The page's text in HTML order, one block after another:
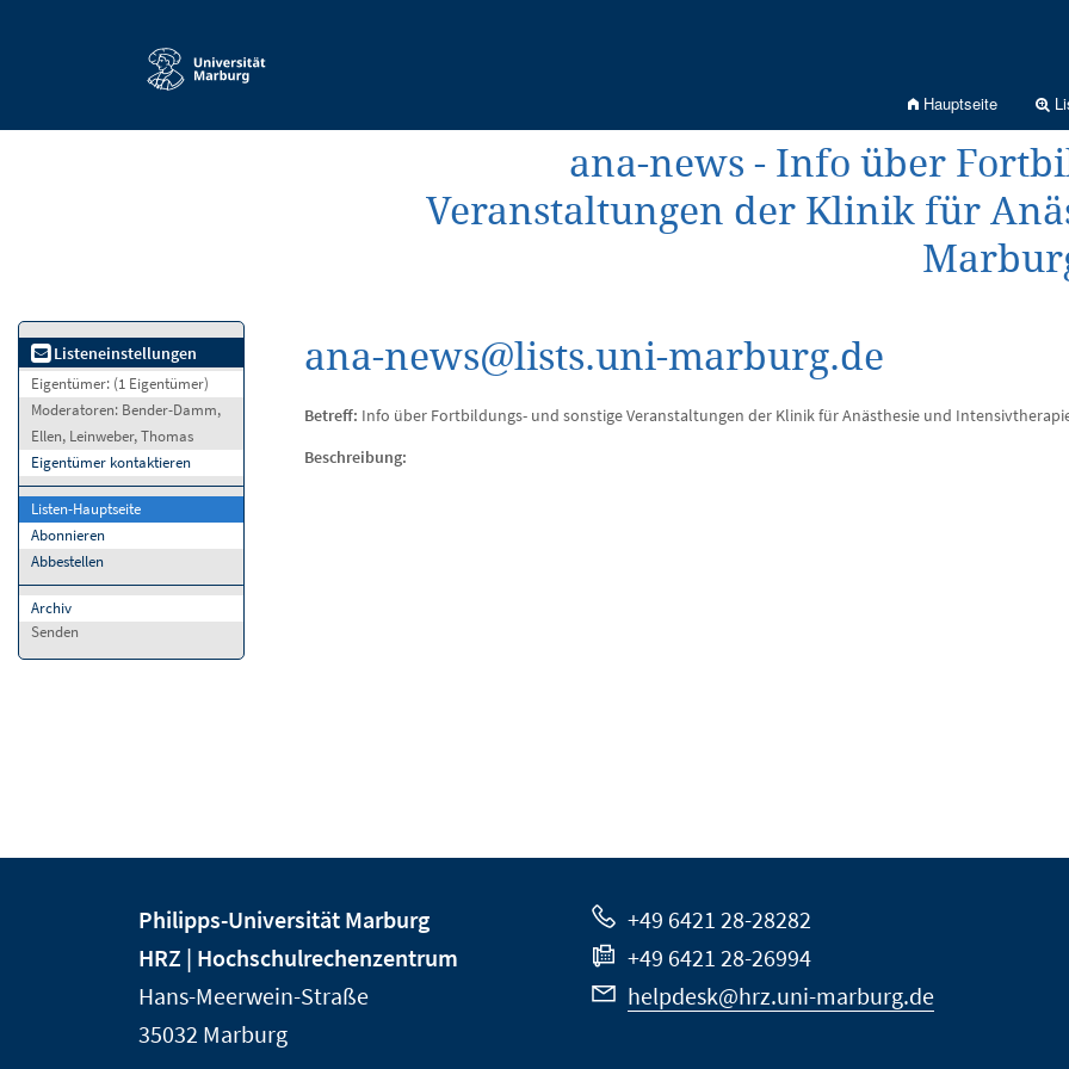
Hauptseite
ana-news - Info über
Veranstaltungen der Klinik für
Listeneinstellungen
Eigentümer: (1 Eigentümer)
Moderatoren: Bender-Damm,
Ellen, Leinweber, Thomas
Eigentümer kontaktieren
Listen-Hauptseite
Abonnieren
Abbestellen
Archiv
Senden
ana-news@lists.uni-marburg.de
Betreff: Info über Fortbildungs- und sonstige Veranstaltungen der Klinik für Anästhesie und
Beschreibung:
Informationen
der
Universität
Marburg
Philipps-Universität Marburg
HRZ | Hochschulrechenzentrum
Hans-Meerwein-Straße
35032 Marburg
+49 6421 28-28282
+49 6421 28-26994
helpdesk@hrz.uni-marburg.de